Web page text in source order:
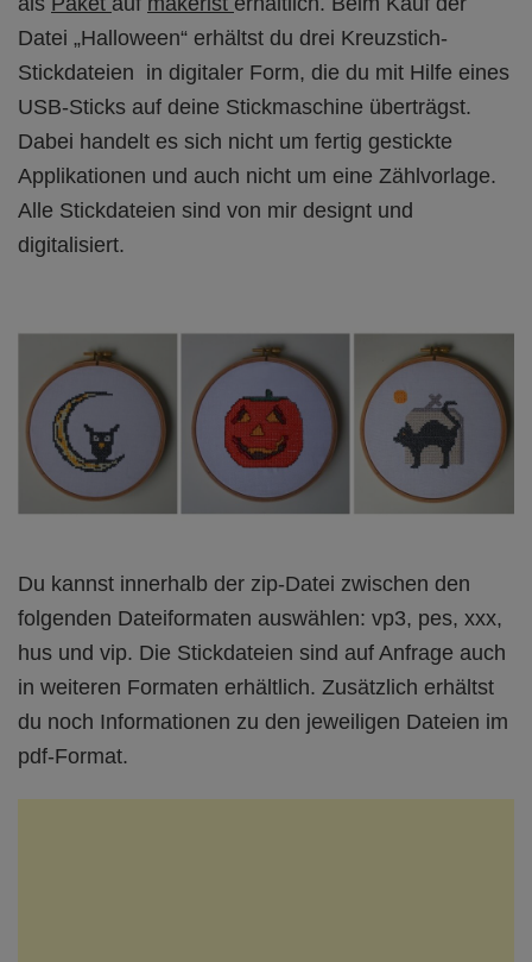
Datei „Halloween“ erhältst du drei Kreuzstich-
Stickdateien in digitaler Form, die du mit Hilfe eines
USB-Sticks auf deine Stickmaschine überträgst.
Dabei handelt es sich nicht um fertig gestickte
Applikationen und auch nicht um eine Zählvorlage.
Alle Stickdateien sind von mir designt und
digitalisiert.
Du kannst innerhalb der zip-Datei zwischen den
folgenden Dateiformaten auswählen: vp3, pes, xxx,
hus und vip. Die Stickdateien sind auf Anfrage auch
in weiteren Formaten erhältlich. Zusätzlich erhältst
du noch Informationen zu den jeweiligen Dateien im
pdf-Format.